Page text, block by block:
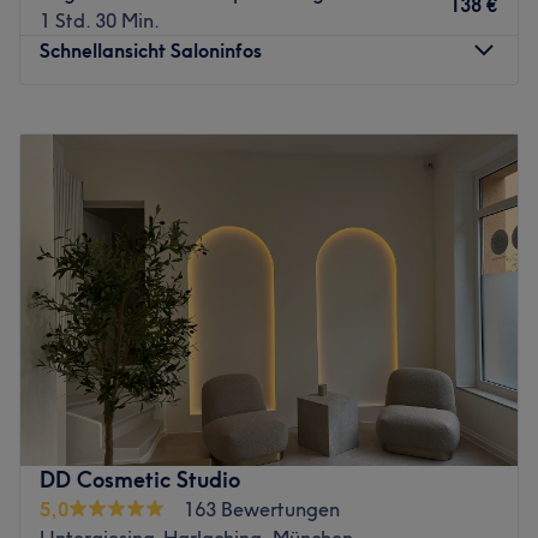
1 Std. 30 Min.
Schnellansicht Saloninfos
Mittwoch
18:00
Donnerstag
Freitag
10:00
Samstag
09:00
Sonntag
Unterstreiche deine natürliche Schönheit typgerecht. Das
Kosmetikstudio Maria in Brunnthal bietet dir eine
vielfältige Auswahl an Gesichtsbehandlungen, Make-ups
sowie Augenbrauen und Wimpernstylings. Ob Powder
Brows, Braut-Make-up oder Microneedling - die
Ergebnisse sind lang anhaltend und können sich sehen
lassen.
DD Cosmetic Studio
5,0
163 Bewertungen